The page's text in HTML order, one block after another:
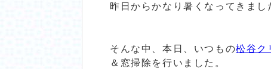
昨日からかなり暑くなってきまし
そんな中、本日、いつもの松谷ク
＆窓掃除を行いました。